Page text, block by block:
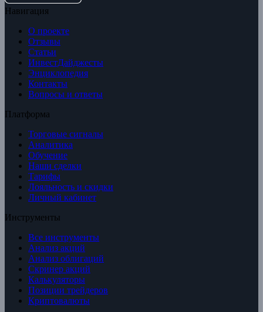
Навигация
О проекте
Отзывы
Статьи
ИнвестДайджесты
Энциклопедия
Контакты
Вопросы и ответы
Платформа
Торговые сигналы
Аналитика
Обучение
Наши сделки
Тарифы
Лояльность и скидки
Личный кабинет
Инструменты
Все инструменты
Анализ акций
Анализ облигаций
Скринер акций
Калькуляторы
Позиции трейдеров
Криптовалюты